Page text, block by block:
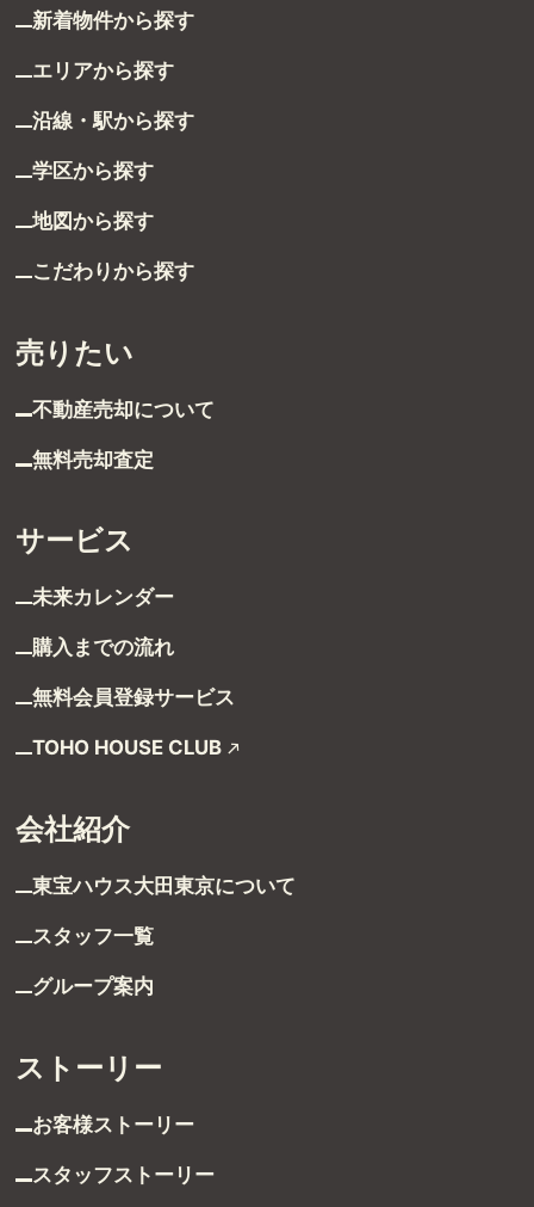
新着物件から探す
エリアから探す
沿線・駅から探す
学区から探す
地図から探す
こだわりから探す
売りたい
不動産売却について
無料売却査定
サービス
未来カレンダー
購入までの流れ
無料会員登録サービス
TOHO HOUSE CLUB
会社紹介
東宝ハウス大田東京について
スタッフ一覧
グループ案内
ストーリー
お客様ストーリー
スタッフストーリー
グループ案内
ストーリー
お客様ストーリー
スタッフストーリー
お客様の声一覧
TEL：03-6629-4880
東京都大田区南蒲田1-1-25 蒲田東日本ビル5F